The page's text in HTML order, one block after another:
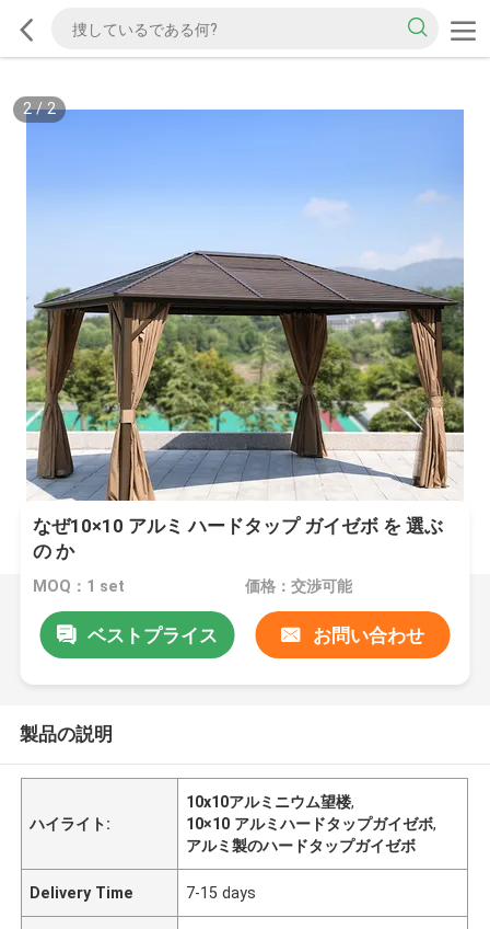
2/2
なぜ10×10 アルミ ハードタップ ガイゼボ を 選ぶ
の か
MOQ：1 set 価格：交渉可能
ベストプライス お問い合わせ
製品の説明
ハイライト:
10x10アルミニウム望楼,
10×10 アルミハードタップガイゼボ,
アルミ製のハードタップガイゼボ
Delivery Time 7-15 days